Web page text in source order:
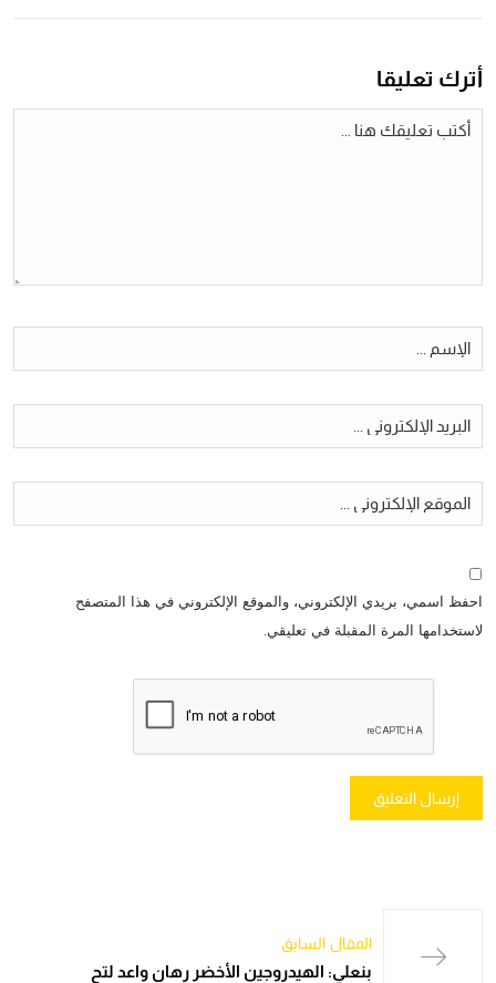
أترك تعليقا
احفظ اسمي، بريدي الإلكتروني، والموقع الإلكتروني في هذا المتصفح
لاستخدامها المرة المقبلة في تعليقي.
المقال السابق
بنعلي: الهيدروجين الأخضر رهان واعد لتح